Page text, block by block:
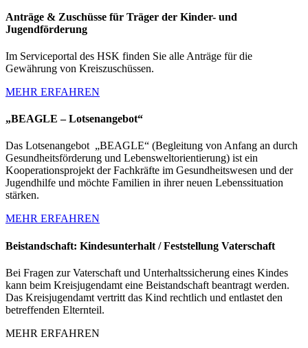
Anträge & Zuschüsse für Träger der Kinder- und
Jugendförderung
Im Serviceportal des HSK finden Sie alle Anträge für die
Gewährung von Kreiszuschüssen.
MEHR ERFAHREN
„BEAGLE – Lotsenangebot“
Das Lotsenangebot „BEAGLE“ (Begleitung von Anfang an durch
Gesundheitsförderung und Lebensweltorientierung) ist ein
Kooperationsprojekt der Fachkräfte im Gesundheitswesen und der
Jugendhilfe und möchte Familien in ihrer neuen Lebenssituation
stärken.
MEHR ERFAHREN
Beistandschaft: Kindesunterhalt / Feststellung Vaterschaft
Bei Fragen zur Vaterschaft und Unterhaltssicherung eines Kindes
kann beim Kreisjugendamt eine Beistandschaft beantragt werden.
Das Kreisjugendamt vertritt das Kind rechtlich und entlastet den
betreffenden Elternteil.
MEHR ERFAHREN